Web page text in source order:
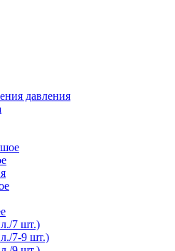
давления
7 шт.)
7-9 шт.)